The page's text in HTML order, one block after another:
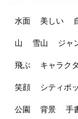
水面 美しい
山 雪山 ジャ
飛ぶ キャラク
笑顔 シティポ
公園 背景 手